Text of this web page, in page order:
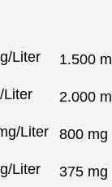
Liter 1.500
Liter 2.000
Liter
800 mg
Liter
375 mg